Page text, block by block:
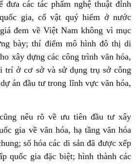
đưa các tác phẩm nghệ thuật đỉnh
gia, cổ vật quý hiếm ở nước
đem về Việt Nam không vì mục
bày; thí điểm mô hình đô thị di
xây dựng các công trình văn hóa,
trí ở cơ sở và sử dụng trụ sở công
án đầu tư trong lĩnh vực văn hóa,
nêu rõ về ưu tiên đầu tư xây
gia về văn hóa, hạ tầng văn hóa
số hóa các di sản đã được xếp
quốc gia đặc biệt; hình thành các